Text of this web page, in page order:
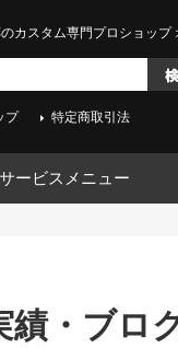
カスタム専門プロショップ
プ 特定商取引法
サービスメニュー
績・ブロ